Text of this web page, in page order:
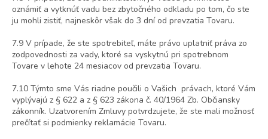
oznámiť a vytknúť vadu bez zbytočného odkladu po tom, čo ste
ju mohli zistiť, najneskôr však do 3 dní od prevzatia Tovaru.
7.9 V prípade, že ste spotrebiteľ, máte právo uplatniť práva zo
zodpovednosti za vady, ktoré sa vyskytnú pri spotrebnom
Tovare v lehote 24 mesiacov od prevzatia Tovaru.
7.10 Týmto sme Vás riadne poučili o Vašich právach, ktoré Vám
vyplývajú z § 622 a z § 623 zákona č. 40/1964 Zb. Občiansky
zákonník. Uzatvorením Zmluvy potvrdzujete, že ste mali možnosť
prečítať si podmienky reklamácie Tovaru.